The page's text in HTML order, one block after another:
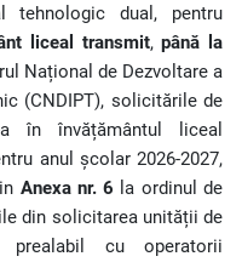
tehnologic dual, pentru
liceal transmit,până la
Național de Dezvoltare a
(CNDIPT), solicitările de
în învățământul liceal
anul școlar 2026-2027,
Anexa nr. 6 la ordinul de
din solicitarea unității de
cu operatorii